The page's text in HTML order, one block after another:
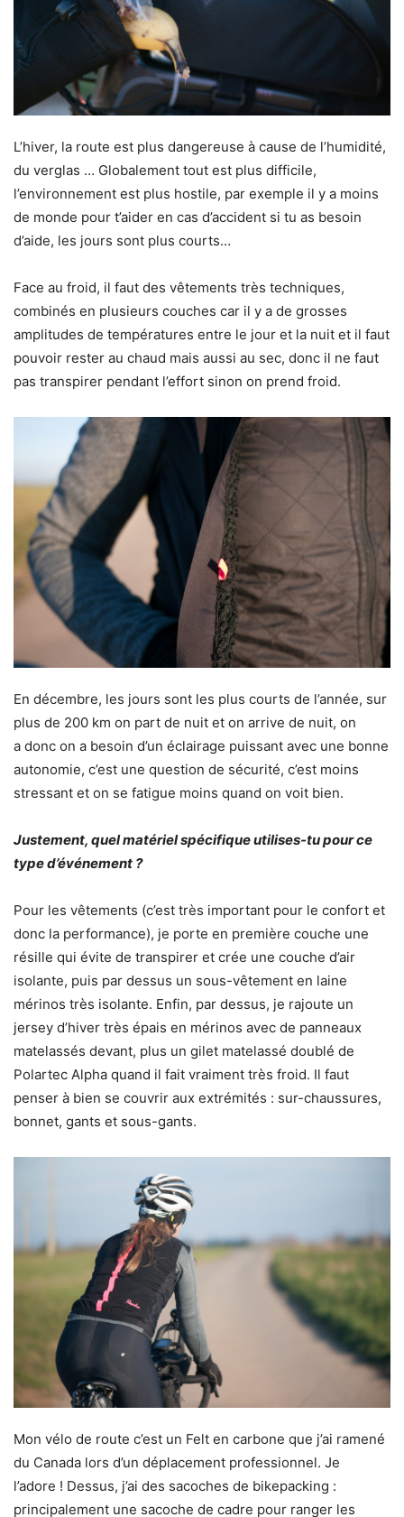
L’hiver, la route est plus dangereuse à cause de l’humidité,
du verglas … Globalement tout est plus difficile,
l’environnement est plus hostile, par exemple il y a moins
de monde pour t’aider en cas d’accident si tu as besoin
d’aide, les jours sont plus courts…
Face au froid, il faut des vêtements très techniques,
combinés en plusieurs couches car il y a de grosses
amplitudes de températures entre le jour et la nuit et il faut
pouvoir rester au chaud mais aussi au sec, donc il ne faut
pas transpirer pendant l’effort sinon on prend froid.
En décembre, les jours sont les plus courts de l’année, sur
plus de 200 km on part de nuit et on arrive de nuit, on
a donc on a besoin d’un éclairage puissant avec une bonne
autonomie, c’est une question de sécurité, c’est moins
stressant et on se fatigue moins quand on voit bien.
Justement, quel matériel spécifique utilises-tu pour ce
type d’événement ?
Pour les vêtements (c’est très important pour le confort et
donc la performance), je porte en première couche une
résille qui évite de transpirer et crée une couche d’air
isolante, puis par dessus un sous-vêtement en laine
mérinos très isolante. Enfin, par dessus, je rajoute un
jersey d’hiver très épais en mérinos avec de panneaux
matelassés devant, plus un gilet matelassé doublé de
Polartec Alpha quand il fait vraiment très froid. Il faut
penser à bien se couvrir aux extrémités : sur-chaussures,
bonnet, gants et sous-gants.
Mon vélo de route c’est un Felt en carbone que j’ai ramené
du Canada lors d’un déplacement professionnel. Je
l’adore ! Dessus, j’ai des sacoches de bikepacking :
principalement une sacoche de cadre pour ranger les